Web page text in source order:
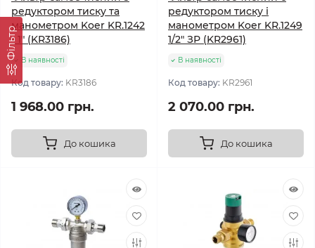
Фільтр
редуктором тиску та
манометром Koer KR.1242
- 1" (KR3186)
В наявності
Код товару: KR3186
1 968.00 грн.
До кошика
редуктором тиску і
манометром Koer KR.1249
1/2" ЗР (KR2961)
В наявності
Код товару: KR2961
2 070.00 грн.
До кошика